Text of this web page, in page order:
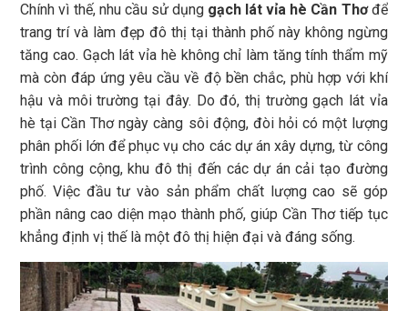
Chính vì thế, nhu cầu sử dụng gạch lát vỉa hè Cần Thơđể
trang trí và làm đẹp đô thị tại thành phố này không ngừng
tăng cao. Gạch lát vỉa hè không chỉ làm tăng tính thẩm mỹ
mà còn đáp ứng yêu cầu về độ bền chắc, phù hợp với khí
hậu và môi trường tại đây. Do đó, thị trường gạch lát vỉa
hè tại Cần Thơ ngày càng sôi động, đòi hỏi có một lượng
phân phối lớn để phục vụ cho các dự án xây dựng, từ công
trình công cộng, khu đô thị đến các dự án cải tạo đường
phố. Việc đầu tư vào sản phẩm chất lượng cao sẽ góp
phần nâng cao diện mạo thành phố, giúp Cần Thơ tiếp tục
khẳng định vị thế là một đô thị hiện đại và đáng sống.